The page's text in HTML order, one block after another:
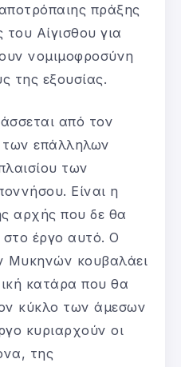
πράξης
του Αίγισθου για
νομιμοφροσύνη
της εξουσίας.
από τον
των επάλληλων
των
Είναι η
αρχής που δε θα
στο έργο αυτό. Ο
Μυκηνών κουβαλάει
κατάρα που θα
κύκλο των άμεσων
κυριαρχούν οι
της